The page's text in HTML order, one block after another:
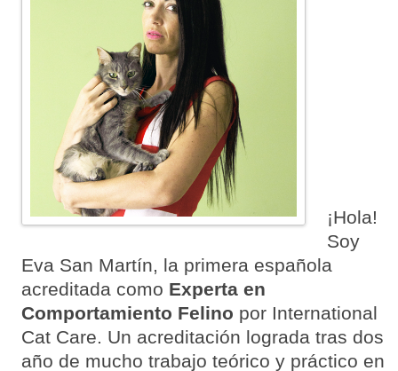
¡Hola!
Soy
Eva San Martín, la primera española
acreditada como Experta en
Comportamiento Felino por International
Cat Care. Un acreditación lograda tras dos
año de mucho trabajo teórico y práctico en